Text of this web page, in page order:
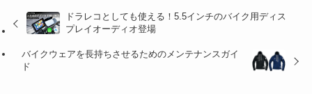
(47)
(16)
ドラレコとしても使える！5.5インチのバイク用ディス
プレイオーディオ登場
バイクウェアを長持ちさせるためのメンテナンスガイ
ド